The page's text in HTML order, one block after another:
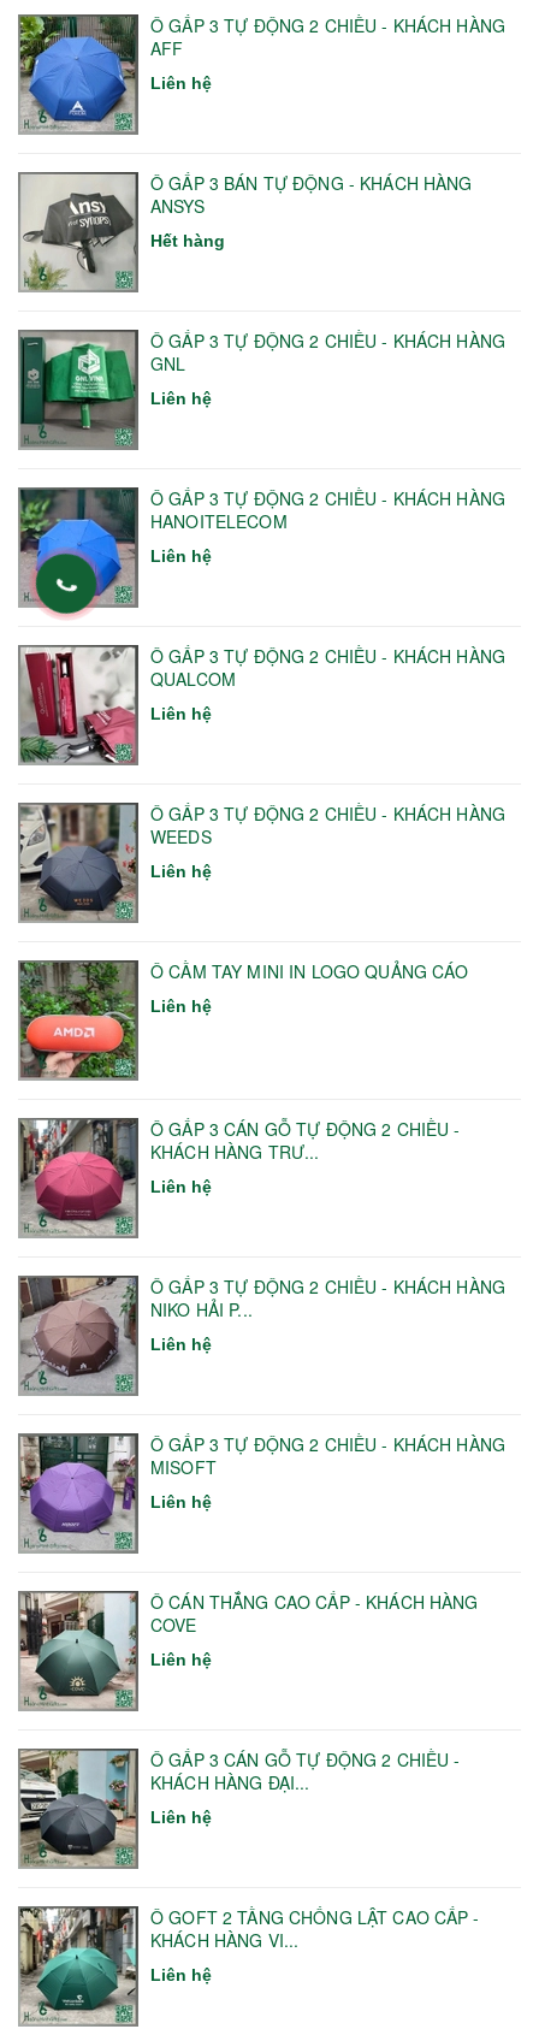
Ô GẤP 3 TỰ ĐỘNG 2 CHIỀU - KHÁCH HÀNG
AFF
Liên hệ
Ô GẤP 3 BÁN TỰ ĐỘNG - KHÁCH HÀNG
ANSYS
Hết hàng
Ô GẤP 3 TỰ ĐỘNG 2 CHIỀU - KHÁCH HÀNG
GNL
Liên hệ
Ô GẤP 3 TỰ ĐỘNG 2 CHIỀU - KHÁCH HÀNG
HANOITELECOM
Liên hệ
Ô GẤP 3 TỰ ĐỘNG 2 CHIỀU - KHÁCH HÀNG
QUALCOM
Liên hệ
Ô GẤP 3 TỰ ĐỘNG 2 CHIỀU - KHÁCH HÀNG
WEEDS
Liên hệ
Ô CẦM TAY MINI IN LOGO QUẢNG CÁO
Liên hệ
Ô GẤP 3 CÁN GỖ TỰ ĐỘNG 2 CHIỀU -
KHÁCH HÀNG TRƯ...
Liên hệ
Ô GẤP 3 TỰ ĐỘNG 2 CHIỀU - KHÁCH HÀNG
NIKO HẢI P...
Liên hệ
Ô GẤP 3 TỰ ĐỘNG 2 CHIỀU - KHÁCH HÀNG
MISOFT
Liên hệ
Ô CÁN THẲNG CAO CẤP - KHÁCH HÀNG
COVE
Liên hệ
Ô GẤP 3 CÁN GỖ TỰ ĐỘNG 2 CHIỀU -
KHÁCH HÀNG ĐẠI...
Liên hệ
Ô GOFT 2 TẦNG CHỐNG LẬT CAO CẤP -
KHÁCH HÀNG VI...
Liên hệ